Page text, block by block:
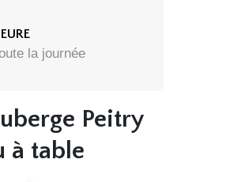
la journée
Peitry
à table